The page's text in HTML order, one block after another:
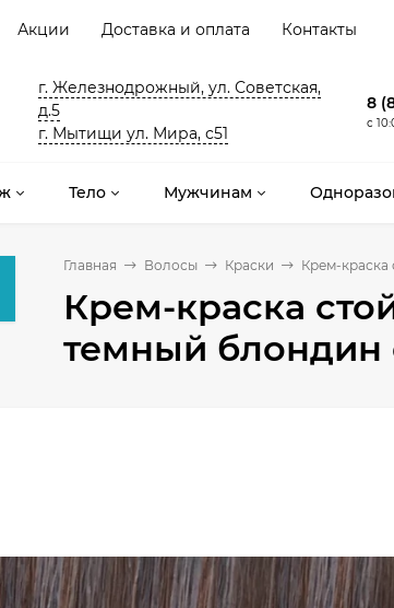
Акции Доставка и оплата Контакты
г. Железнодрожный, ул. Советская,
д.5
г. Мытищи ул. Мира, с51
8
с
Тело Мужчинам
Главная Волосы Краски Крем-краска
Крем-краска
темный